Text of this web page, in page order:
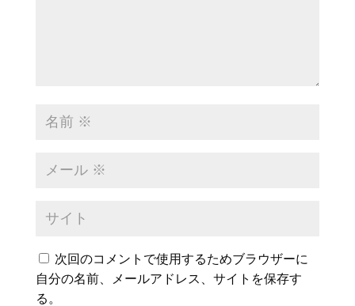
次回のコメントで使用するためブラウザーに
自分の名前、メールアドレス、サイトを保存す
る。